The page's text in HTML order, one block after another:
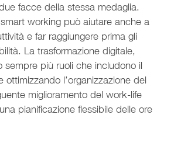
facce della stessa medaglia.
working può aiutare anche a
e far raggiungere prima gli
La trasformazione digitale,
sempre più ruoli che includono il
ottimizzando l’organizzazione del
miglioramento del work-life
pianificazione flessibile delle ore